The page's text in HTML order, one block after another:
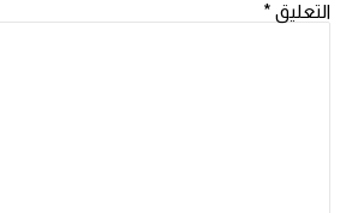
التعليق *